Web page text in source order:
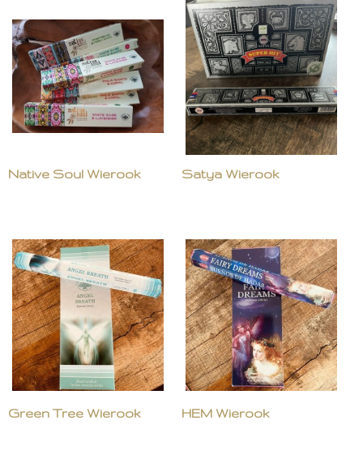
Native Soul Wierook Satya Wierook
Green Tree Wierook HEM Wierook